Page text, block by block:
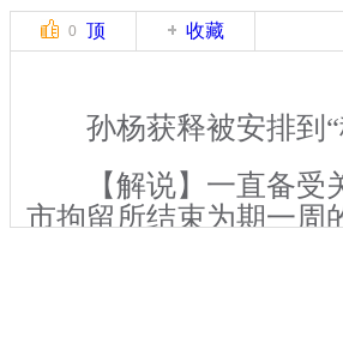
0 顶 收藏
孙杨获释被安排到“
【解说】一直备受关
市拘留所结束为期一周